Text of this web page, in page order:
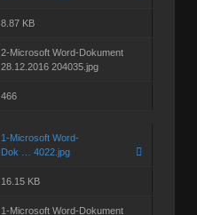
8.87 KB
2-Microsoft Word-Dokument
28.12.2016 204035.jpg
466
1-Microsoft Word-
Dok … 4022.jpg
16.15 KB
1-Microsoft Word-Dokument